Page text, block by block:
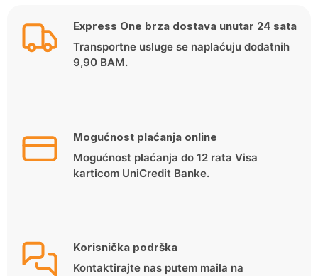
Express One brza dostava unutar 24 sata
Transportne usluge se naplaćuju dodatnih
9,90 BAM.
Mogućnost plaćanja online
Mogućnost plaćanja do 12 rata Visa
karticom UniCredit Banke.
Korisnička podrška
Kontaktirajte nas putem maila na